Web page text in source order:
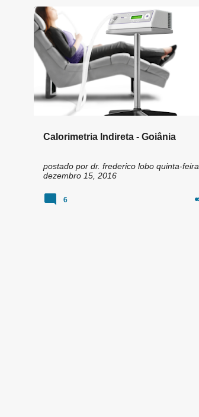
e
n
Calorimetria Indireta - Goiânia
postado por dr. frederico lobo quinta-feira,
dezembro 15, 2016
CALORIMETRIA
6